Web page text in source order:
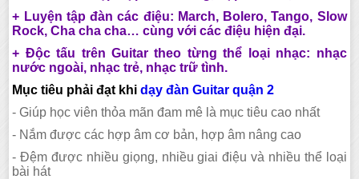
+ Luyện tập đàn các điệu: March, Bolero, Tango, Slow
Rock, Cha cha cha… cùng với các điệu hiện đại.
+ Độc tấu trên Guitar theo từng thể loại nhạc: nhạc
nước ngoài, nhạc trẻ, nhạc trữ tình.
Mục tiêu phải đạt khidạy đàn Guitar quận 2
- Giúp học viên thỏa mãn đam mê là mục tiêu cao nhất
- Nắm được các hợp âm cơ bản, hợp âm nâng cao
- Đệm được nhiều giọng, nhiều giai điệu và nhiều thể loại
bài hát